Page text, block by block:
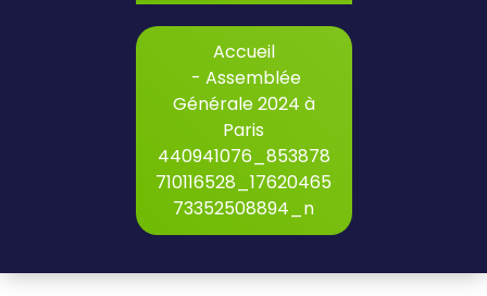
Accueil
- Assemblée
Générale 2024 à
Paris
440941076_853878
710116528_17620465
73352508894_n